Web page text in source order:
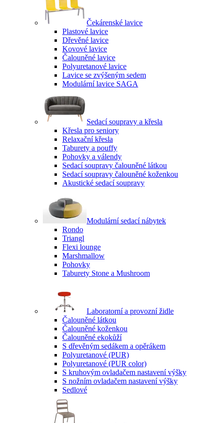
Čekárenské lavice
Plastové lavice
Dřevěné lavice
Kovové lavice
Čalouněné lavice
Polyuretanové lavice
Lavice se zvýšeným sedem
Modulární lavice SAGA
Sedací soupravy a křesla
Křesla pro seniory
Relaxační křesla
Taburety a pouffy
Pohovky a válendy
Sedací soupravy čalouněné látkou
Sedací soupravy čalouněné koženkou
Akustické sedací soupravy
Modulární sedací nábytek
Rondo
Triangl
Flexi lounge
Marshmallow
Pohovky
Taburety Stone a Mushroom
Laboratorní a provozní židle
Čalouněné látkou
Čalouněné koženkou
Čalouněné ekokůží
S dřevěným sedákem a opěrákem
Polyuretanové (PUR)
Polyuretanové (PUR color)
S kruhovým ovladačem nastavení výšky
S nožním ovladačem nastavení výšky
Sedlové